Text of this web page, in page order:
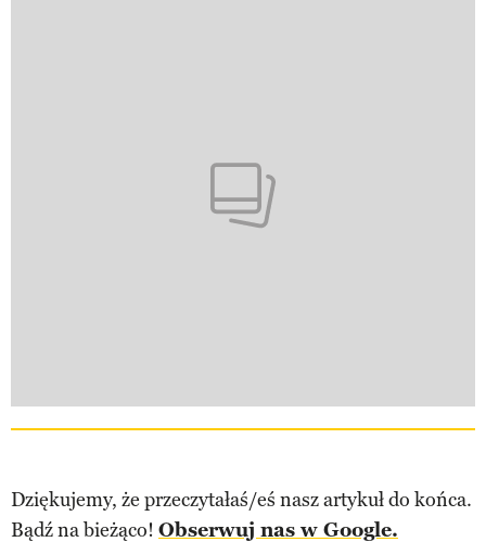
Dziękujemy, że przeczytałaś/eś nasz artykuł do końca.
Bądź na bieżąco! Obserwuj nas w Google.